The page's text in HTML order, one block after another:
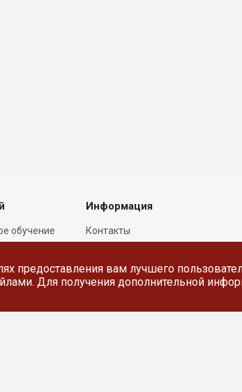
предоставления вам лучшего
Для получения дополнительной
обучение
Информация
Контакты
Политика в отношении
обработки персональных